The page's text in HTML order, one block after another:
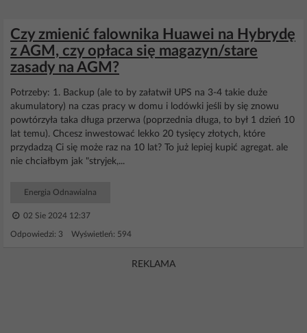
Czy zmienić falownika Huawei na Hybrydę
z AGM, czy opłaca się magazyn/stare
zasady na AGM?
Potrzeby: 1. Backup (ale to by załatwił UPS na 3-4 takie duże
akumulatory) na czas pracy w domu i lodówki jeśli by się znowu
powtórzyła taka długa przerwa (poprzednia długa, to był 1 dzień 10
lat temu). Chcesz inwestować lekko 20 tysięcy złotych, które
przydadzą Ci się może raz na 10 lat? To już lepiej kupić agregat. ale
nie chciałbym jak "stryjek,...
Energia Odnawialna
02 Sie 2024 12:37
Odpowiedzi: 3 Wyświetleń: 594
REKLAMA